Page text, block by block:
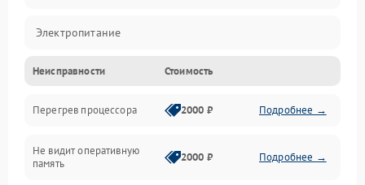
Электропитание
Корпус/Герметичность
Механика
ПО/Микропрограмма
Неисправности Стоимость
Перегрев процессора 2000 ₽ Подробнее →
Не видит оперативную
память
2000 ₽ Подробнее →